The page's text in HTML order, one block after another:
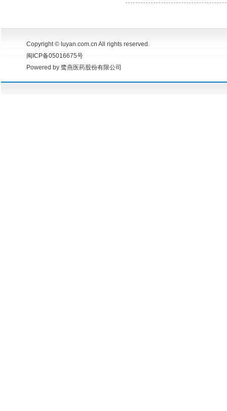
Copyright © luyan.com.cn All rights reserved.
闽ICP备05016675号
Powered by 鹭燕医药股份有限公司